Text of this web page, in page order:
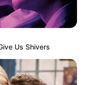
Probably Missed
Us Shivers